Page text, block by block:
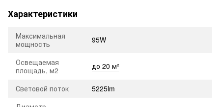
Характеристики
Максимальная
мощность
95W
Освещаемая
площадь, м2
до 20 м²
Световой поток
5225lm